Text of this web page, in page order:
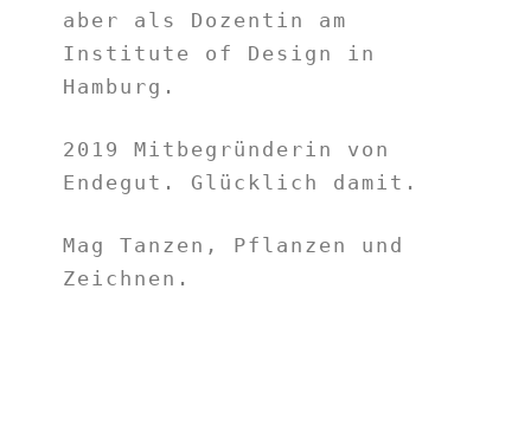
aber als Dozentin am
Institute of Design in
Hamburg.
2019 Mitbegründerin von
Endegut. Glücklich damit.
Mag Tanzen, Pflanzen und
Zeichnen.